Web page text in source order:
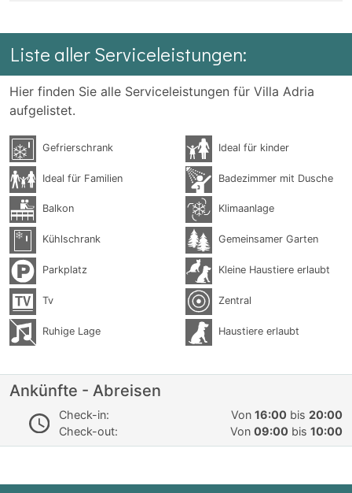
Liste aller Serviceleistungen:
Hier finden Sie alle Serviceleistungen für Villa Adria
aufgelistet.
Gefrierschrank Ideal für kinder
Ideal für Familien Badezimmer mit Dusche
Balkon Klimaanlage
Kühlschrank Gemeinsamer Garten
Parkplatz Kleine Haustiere erlaubt
Tv Zentral
Ruhige Lage Haustiere erlaubt
Ankünfte - Abreisen
Check-in: Von 16:00 bis 20:00
Check-out:
Von 09:00 bis 10:00